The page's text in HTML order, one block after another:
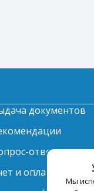
Мы
документов
ответ
и оплата